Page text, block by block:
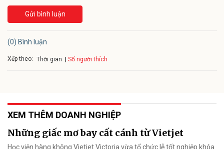
Gửi bình luận
(0) Bình luận
Xếp theo: Thời gian Số người thích
XEM THÊM DOANH NGHIỆP
Những giấc mơ bay cất cánh từ Vietjet
Học viện hàng không Vietjet Victoria vừa tổ chức lễ tốt nghiệp khóa